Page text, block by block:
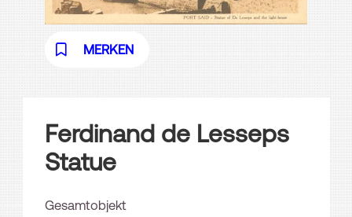
MERKEN
Ferdinand de Lesseps
Statue
Gesamtobjekt